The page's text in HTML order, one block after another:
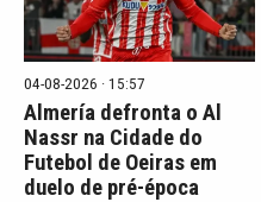
04-08-2026 · 15:57
Almería defronta o Al
Nassr na Cidade do
Futebol de Oeiras em
duelo de pré-época